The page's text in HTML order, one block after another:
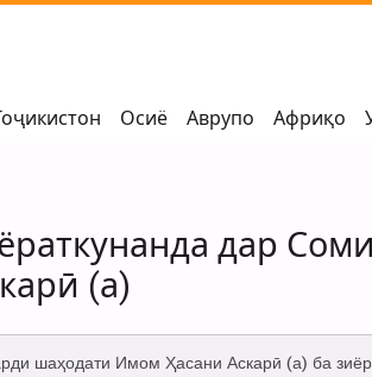
Осиё Аврупо Африқо
дар
(а)
шаҳодати Имом Ҳасани Аскарӣ (а) ба